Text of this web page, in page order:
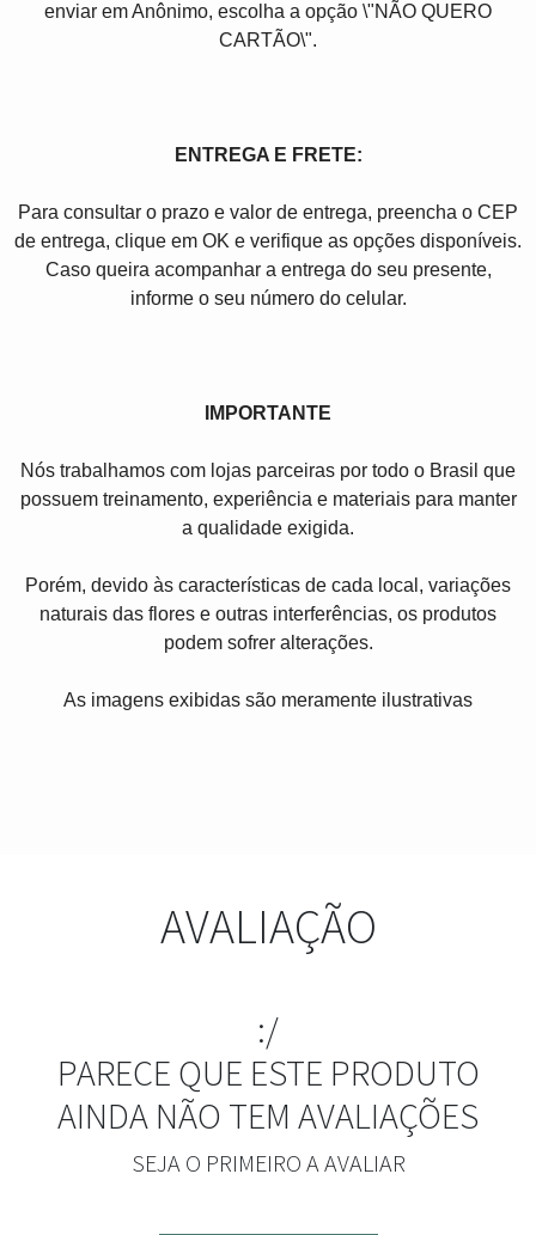
enviar em Anônimo, escolha a opção \"NÃO QUERO
CARTÃO\".
ENTREGA E FRETE:
Para consultar o prazo e valor de entrega, preencha o CEP
de entrega, clique em OK e verifique as opções disponíveis.
Caso queira acompanhar a entrega do seu presente,
informe o seu número do celular.
IMPORTANTE
Nós trabalhamos com lojas parceiras por todo o Brasil que
possuem treinamento, experiência e materiais para manter
a qualidade exigida.
Porém, devido às características de cada local, variações
naturais das flores e outras interferências, os produtos
podem sofrer alterações.
As imagens exibidas são meramente ilustrativas
AVALIAÇÃO
:/
PARECE QUE ESTE PRODUTO
AINDA NÃO TEM AVALIAÇÕES
SEJA O PRIMEIRO A AVALIAR